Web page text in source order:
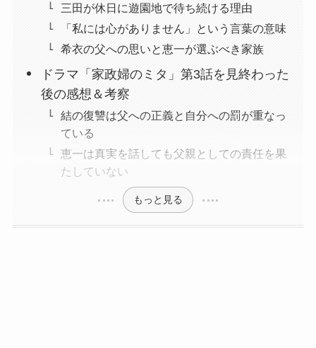
三田が休日に遊園地で待ち続ける理由
「私には心がありません」という言葉の意味
希衣の父への思いと恵一が選ぶべき家族
ドラマ「家政婦のミタ」第3話を見終わった
後の感想＆考察
結の復讐は父への正義と自分への罰が重なっ
ている
恵一は真実を話しても父親としての責任を果
たしていない
もっと見る